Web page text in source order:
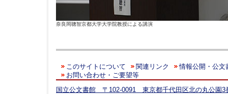
奈良岡聰智京都大学大学院教授による講演
このサイトについて 関連リンク
情報公開・公文
お問い合わせ・ご要望等
国立公文書館 〒102-0091 東京都千代田区北の丸公園3